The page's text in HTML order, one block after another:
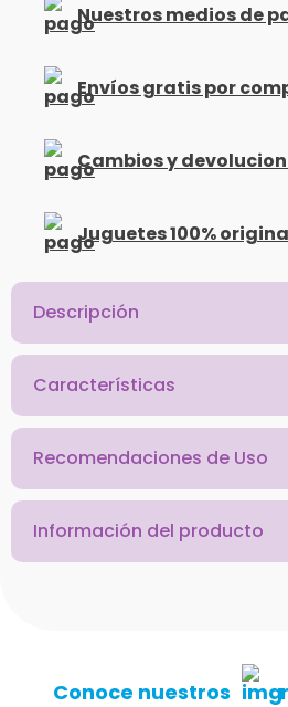
Nuestros medios de
Envíos gratis por
Cambios y
Juguetes 100%
Descripción
Características
Recomendaciones de Uso
Información del producto
Conoce nuestros